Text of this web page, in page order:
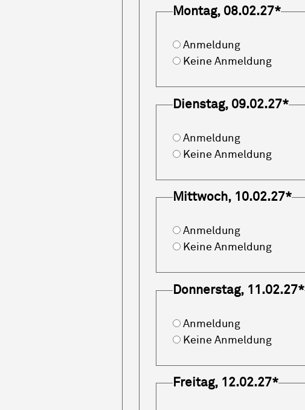
Montag, 08.02.27*
Anmeldung
Keine Anmeldung
Dienstag, 09.02.27*
Anmeldung
Keine Anmeldung
Mittwoch, 10.02.27*
Anmeldung
Keine Anmeldung
Donnerstag, 11.02.27*
Anmeldung
Keine Anmeldung
Freitag, 12.02.27*